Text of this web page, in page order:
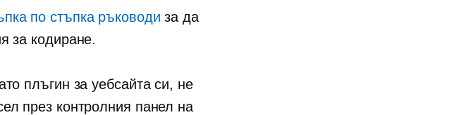
по стъпкаръководи за да
за кодиране.
плъгин за уебсайта си, не
през контролния панел на